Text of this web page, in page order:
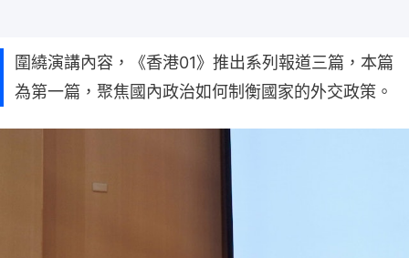
圍繞演講內容，《香港01》推出系列報道三篇，本篇
為第一篇，聚焦國內政治如何制衡國家的外交政策。